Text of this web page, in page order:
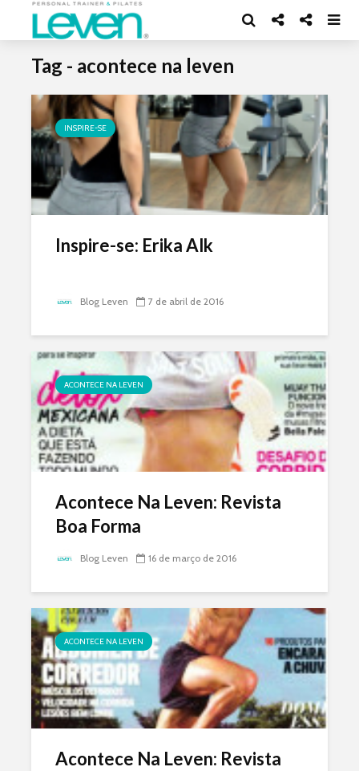
Tag - acontece na leven
INSPIRE-SE
Inspire-se: Erika Alk
Blog Leven 7 de abril de 2016
ACONTECE NA LEVEN
Acontece Na Leven: Revista
Boa Forma
Blog Leven 16 de março de 2016
ACONTECE NA LEVEN
Acontece Na Leven: Revista